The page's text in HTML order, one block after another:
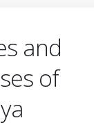
and
of